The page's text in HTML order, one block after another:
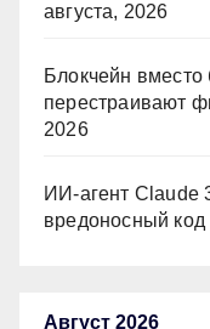
августа, 2026
Блокчейн вместо
перестраивают
2026
ИИ-агент Claude
вредоносный код
Август 2026